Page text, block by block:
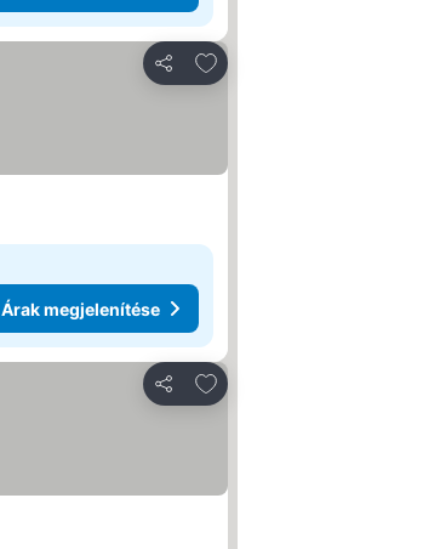
Megosztás
Hozzáadás a kedvencekhez
Árak megjelenítése
Megosztás
Hozzáadás a kedvencekhez